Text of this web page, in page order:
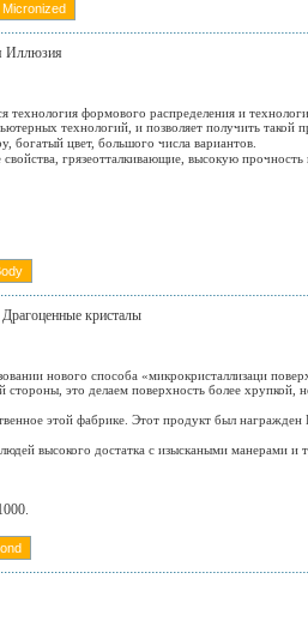
Иллюзия
технология формового распределения и
технологий, и позволяет получить такой
богатый цвет, большого числа вариантов.
грязеотталкивающие, высокую прочность
кристалы
нового способа «микрокристаллизаци
стороны, это делаем поверхность более хрупкой,
этой фабрике. Этот продукт был
высокого достатка с изыскаными манерами и